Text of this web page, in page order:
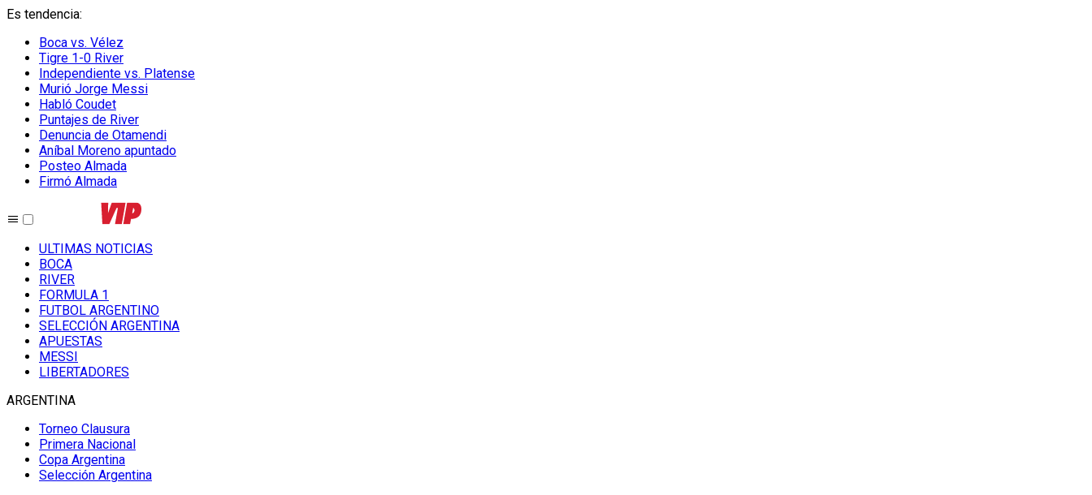
Es tendencia:
Boca vs. Vélez
Tigre 1-0 River
Independiente vs. Platense
Murió Jorge Messi
Habló Coudet
Puntajes de River
Denuncia de Otamendi
Aníbal Moreno apuntado
Posteo Almada
Firmó Almada
ULTIMAS NOTICIAS
BOCA
RIVER
FORMULA 1
FUTBOL ARGENTINO
SELECCIÓN ARGENTINA
APUESTAS
MESSI
LIBERTADORES
ARGENTINA
Torneo Clausura
Primera Nacional
Copa Argentina
Selección Argentina